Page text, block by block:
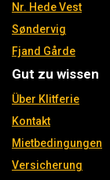
Nr. Hede Vest
Søndervig
Fjand Gårde
Gut zu wissen
Über Klitferie
Kontakt
Mietbedingungen
Versicherung